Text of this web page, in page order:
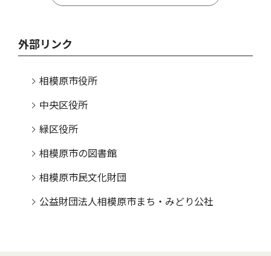
外部リンク
相模原市役所
中央区役所
緑区役所
相模原市の図書館
相模原市民文化財団
公益財団法人相模原市まち・みどり公社